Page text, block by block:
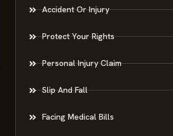
Accident Or Injury
Protect Your Rights
Personal Injury Claim
Slip And Fall
Facing Medical Bills